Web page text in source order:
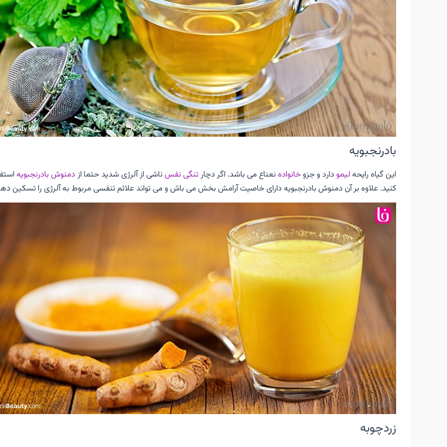
بادرنجبویه
این گیاه رایحهلیمودارد و جزوخانوادهنعناع می باشد. اگر دچار تنگی نفسناشی از آلرژی شدید حتما از دمنوش بادرنجبویه
کنید. علاوه بر آن دمنوش بادرنجبویه دارای خاصیت آرامش بخش می باش و می تواند علائم تنفسی مربوط به آلرژی را تسکین
زردچوبه